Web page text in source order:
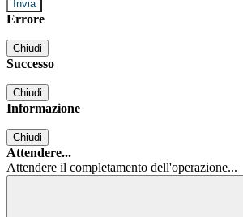
Errore
Chiudi
Successo
Chiudi
Informazione
Chiudi
Attendere...
Attendere il completamento dell'operazione...